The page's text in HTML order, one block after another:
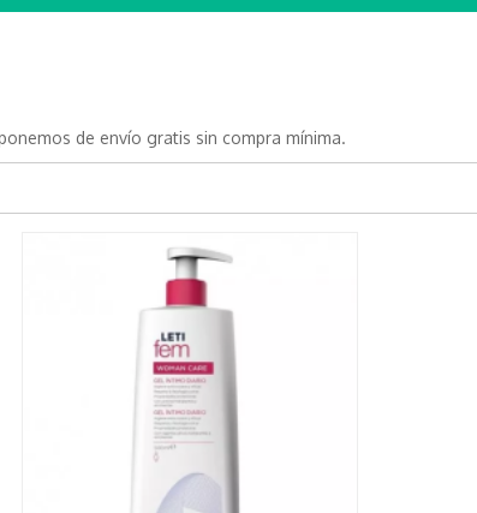
de envío gratis sin compra mínima.